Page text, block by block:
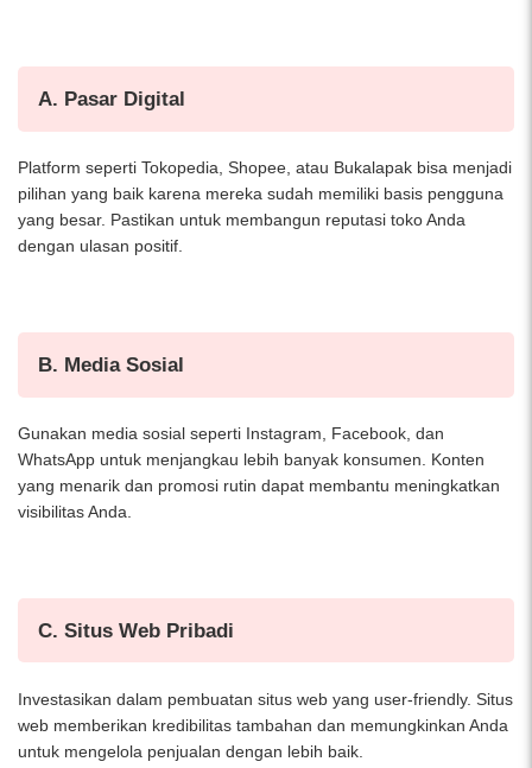
A. Pasar Digital
Platform seperti Tokopedia, Shopee, atau Bukalapak bisa menjadi
pilihan yang baik karena mereka sudah memiliki basis pengguna
yang besar. Pastikan untuk membangun reputasi toko Anda
dengan ulasan positif.
B. Media Sosial
Gunakan media sosial seperti Instagram, Facebook, dan
WhatsApp untuk menjangkau lebih banyak konsumen. Konten
yang menarik dan promosi rutin dapat membantu meningkatkan
visibilitas Anda.
C. Situs Web Pribadi
Investasikan dalam pembuatan situs web yang user-friendly. Situs
web memberikan kredibilitas tambahan dan memungkinkan Anda
untuk mengelola penjualan dengan lebih baik.